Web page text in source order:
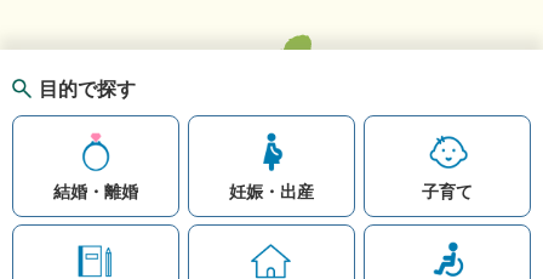
目的で探す
結婚・離婚 妊娠・出産 子育て